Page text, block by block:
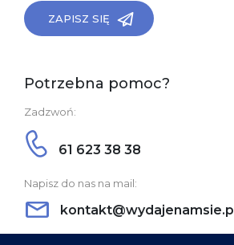
ZAPISZ SIĘ
Potrzebna pomoc?
Zadzwoń:
61 623 38 38
Napisz do nas na mail:
kontakt@wydajenamsie.pl